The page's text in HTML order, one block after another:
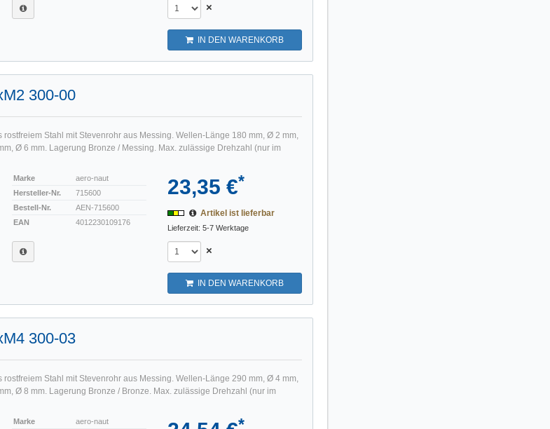
×
IN DEN WARENKORB
300-00
Stahl mit Stevenrohr aus Messing. Wellen-Länge 180 mm, Ø 2 mm,
Ø 6 mm. Lagerung Bronze / Messing. Max. zulässige Drehzahl (nur im
Marke
aero-naut
Hersteller-Nr.
715600
Bestell-Nr.
AEN-715600
EAN
4012230109176
23,35 €*
Artikel ist lieferbar
Lieferzeit: 5-7 Werktage
×
IN DEN WARENKORB
300-03
Stahl mit Stevenrohr aus Messing. Wellen-Länge 290 mm, Ø 4 mm,
Ø 8 mm. Lagerung Bronze / Bronze. Max. zulässige Drehzahl (nur im
Marke aero-naut *